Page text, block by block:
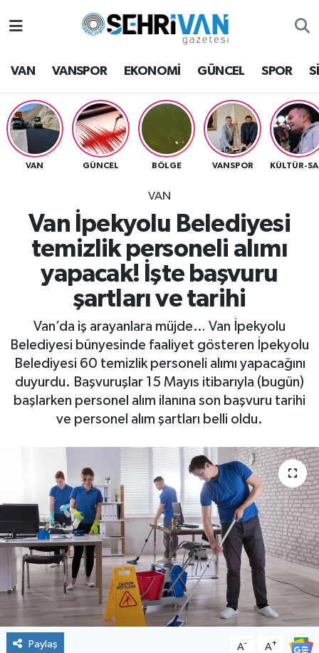
VAN VANSPOR EKONOMİ GÜNCEL SPOR
VAN GÜNCEL BÖLGE VANSPOR
VAN
Van İpekyolu Belediyesi
temizlik personeli alımı
yapacak! İşte başvuru
şartları ve tarihi
Van’da iş arayanlara müjde… Van İpekyolu
Belediyesi bünyesinde faaliyet gösteren İpekyolu
Belediyesi 60 temizlik personeli alımı yapacağını
duyurdu. Başvuruşlar 15 Mayıs itibarıyla (bugün)
başlarken personel alım ilanına son başvuru tarihi
ve personel alım şartları belli oldu.
Paylaş A- A+
Van Hava Durumu
VAN Namaz Vakitleri
Van Trafik Yoğunluk Haritası
Süper Lig Puan Durumu ve Fikstür
Tüm Manşetler
Son Dakika Haberleri
Haber Arşivi